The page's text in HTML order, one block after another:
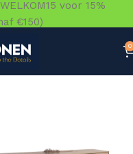
0
voor 15%
€150)